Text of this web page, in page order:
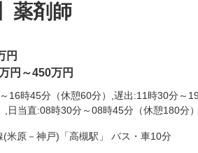
薬剤師
円
円～450万円
16時45分（休憩60分）,遅出:11時30分～
,日当直:08時30分～08時45分（休憩180分）
(米原－神戸)「高槻駅」 バス・車10分